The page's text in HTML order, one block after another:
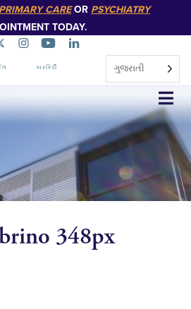
PRIMARY CAREOR PSYCHIATRY
TODAY.
કારકિર્દી ગુજરાતી
348px